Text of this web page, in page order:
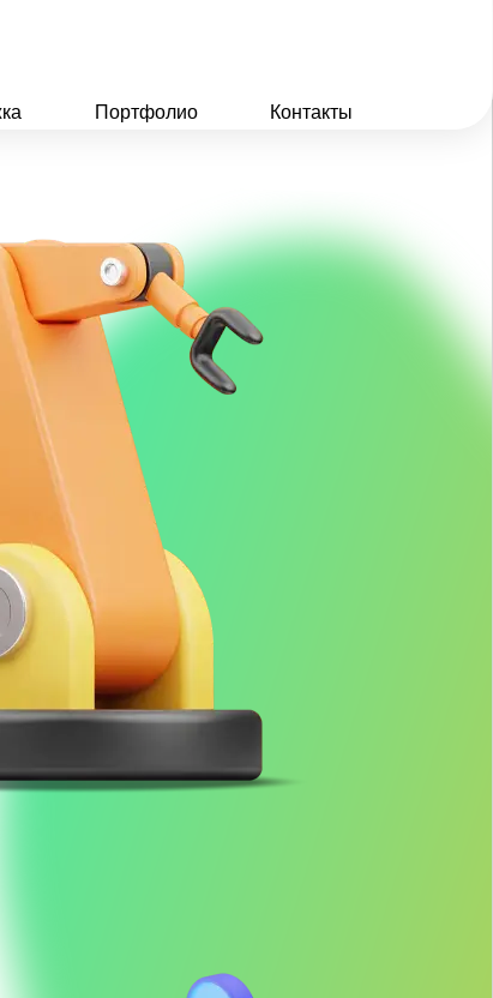
Портфолио Контакты